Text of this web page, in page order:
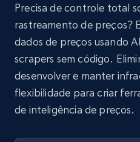
Precisa de controle total
rastreamento de preços?
dados de preços usando
scrapers sem código.
desenvolver e manter
flexibilidade para criar
de inteligência de preços.